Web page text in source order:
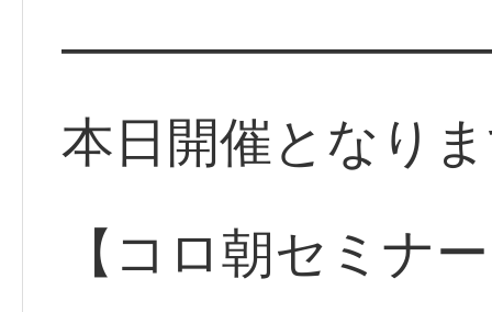
本日開催となり
【コロ朝セミナ